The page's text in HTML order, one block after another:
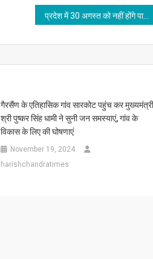
प्रदेश में 30 अगस्त को नहीं होंगे पासपोर्ट से जुड़े काम
गैरसैंण के एतिहासिक गांव सारकोट पहुंच कर
श्री पुष्कर सिंह धामी ने सुनी जन समस्याएं, गांव के
विकास के लिए की घोषणाएं
November 19, 2024
harishchandratimes